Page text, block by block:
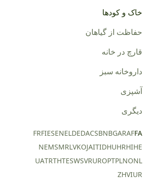
خاک و کودها
حفاظت از گیاهان
قارچ در خانه
داروخانه سبز
آشپزی
دیگری
FA
AF
AR
BG
BN
CS
DA
DE
EL
EN
ES
FI
FR
HE
HI
HR
HU
ID
IT
JA
KO
LV
MR
MS
NE
NL
NO
PL
PT
RO
RU
SV
SW
TE
TH
TR
UA
UR
VI
ZH